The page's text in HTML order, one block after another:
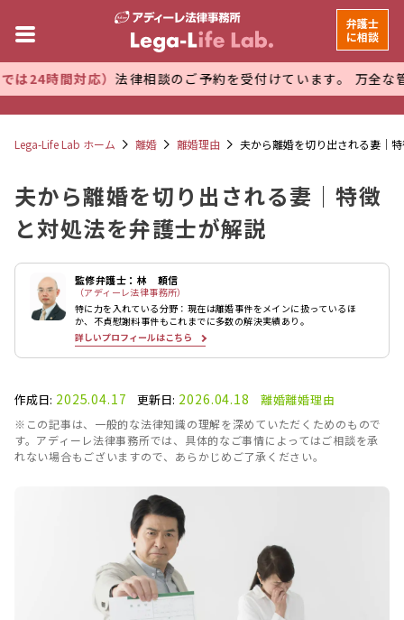
応）法律相談のご予約を受付けています。 万全な管理体制で
弁護士
に相談
Lega-Life Lab ホーム 離婚 離婚理由 夫から離婚を切り出される妻｜
夫から離婚を切り出される妻｜特徴
と対処法を弁護士が解説
監修弁護士：林 頼信
（アディーレ法律事務所）
特に力を入れている分野：現在は離婚事件をメインに扱っているほ
か、不貞慰謝料事件もこれまでに多数の解決実績あり。
詳しいプロフィールはこちら
作成日: 2025.04.17 更新日: 2026.04.18 離婚離婚理由
※この記事は、一般的な法律知識の理解を深めていただくためのもので
す。アディーレ法律事務所では、具体的なご事情によってはご相談を承
れない場合もございますので、あらかじめご了承ください。